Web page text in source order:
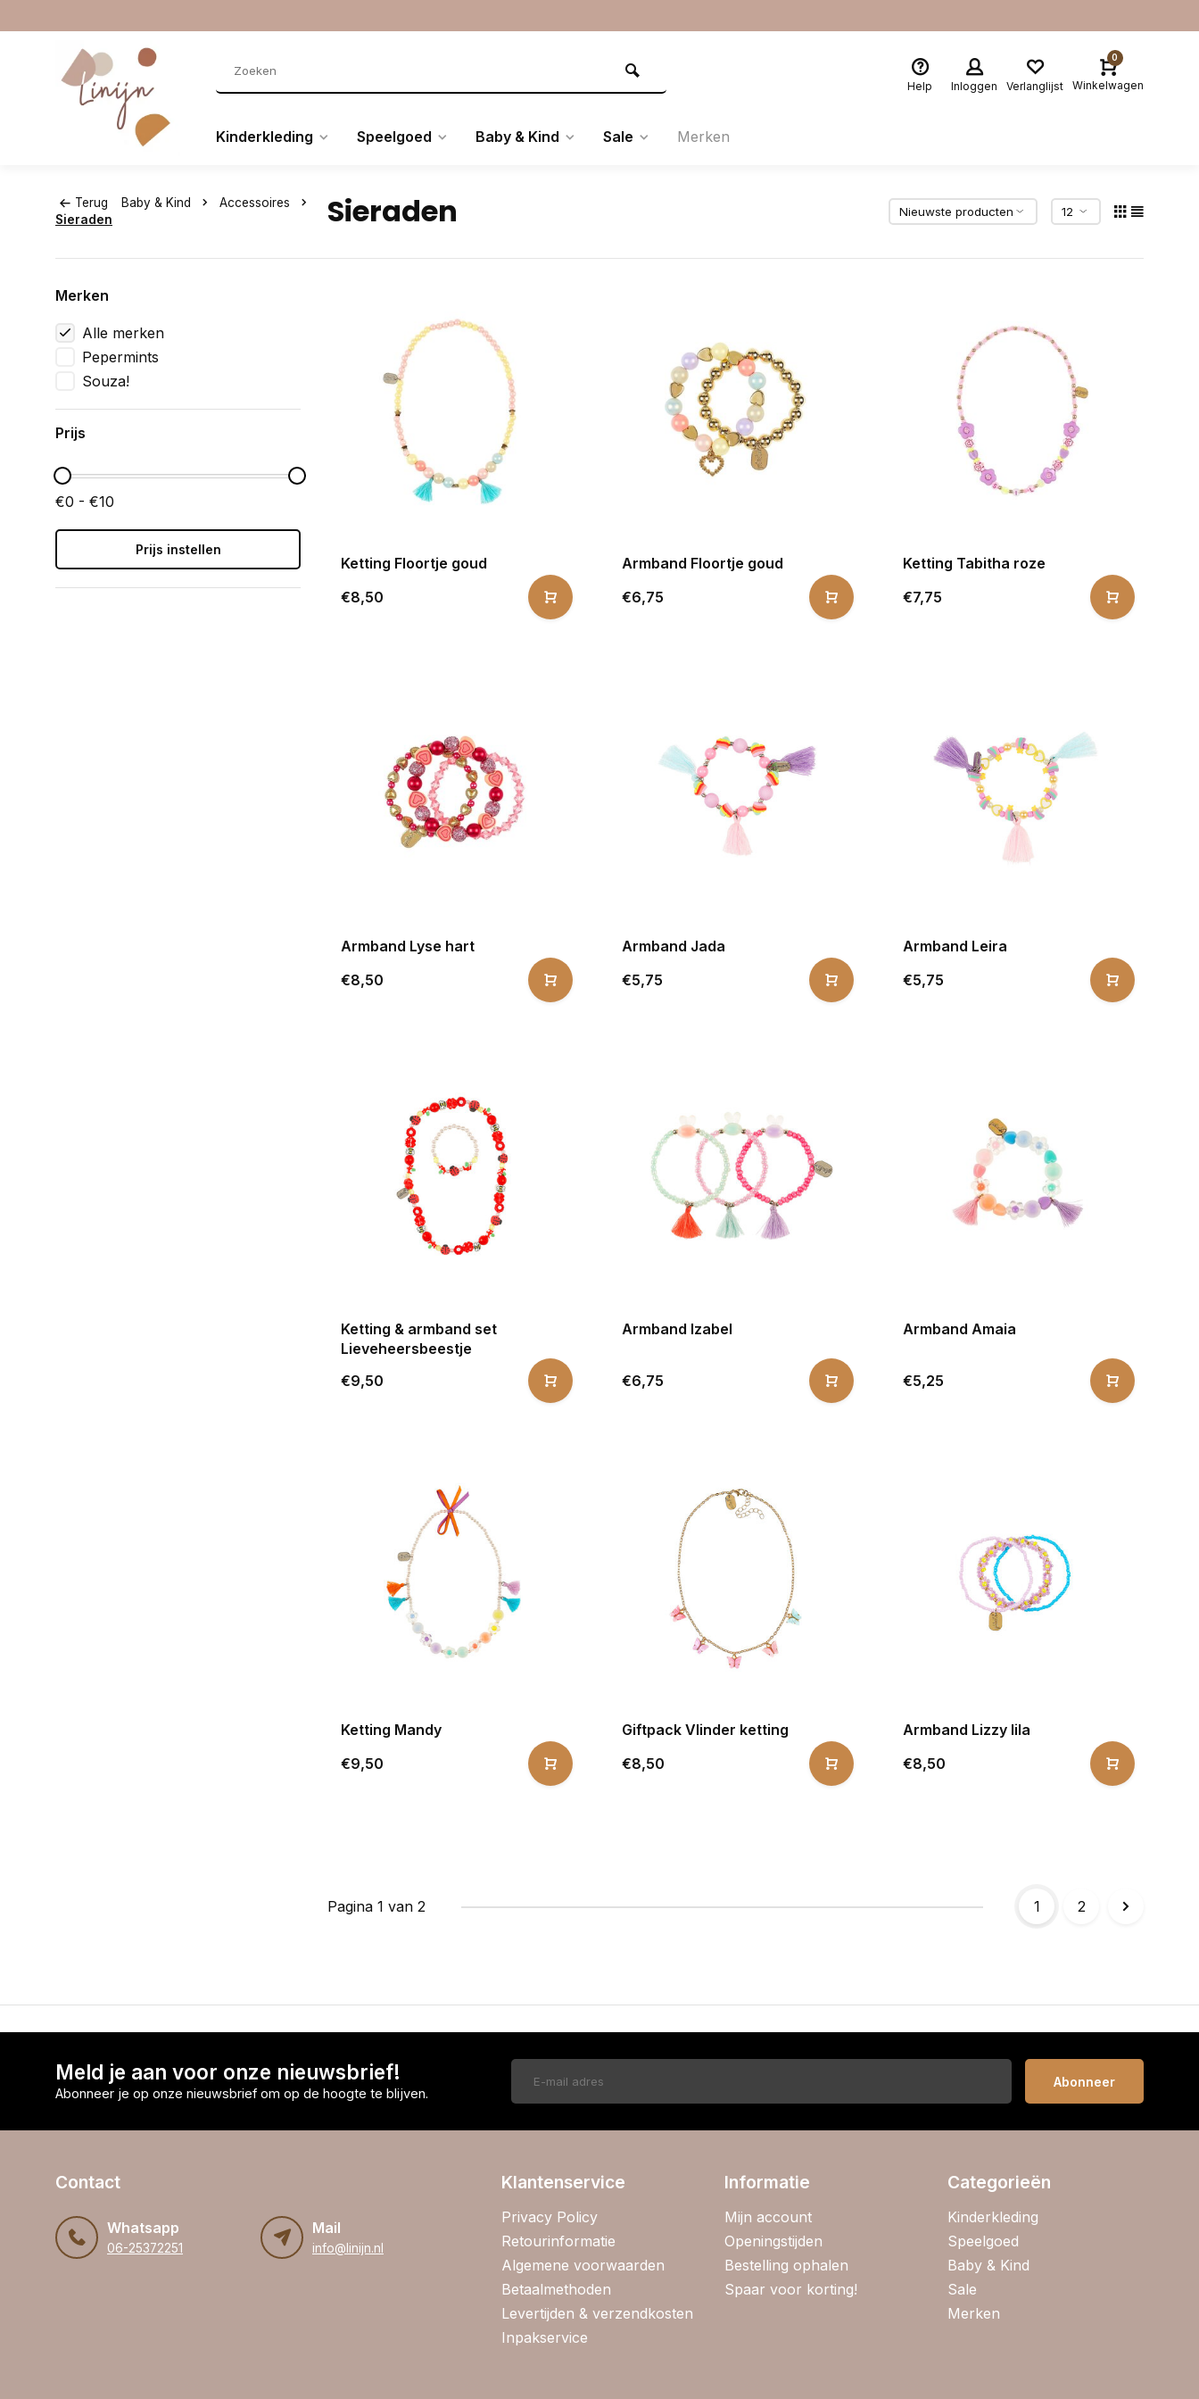
Help Inloggen Verlanglijst
0
Winkelwagen
Kinderkleding Speelgoed Baby & Kind Sale Merken
Terug Baby & Kind
Accessoires
Sieraden
Sieraden
Merken
Alle merken
Pepermints
Souza!
Prijs
€0 - €10
Prijs instellen
Ketting Floortje goud
€8,50
Armband Floortje goud
€6,75
Ketting Tabitha roze
€7,75
Armband Lyse hart
€8,50
Armband Jada
€5,75
Armband Leira
€5,75
Ketting & armband set
Lieveheersbeestje
€9,50
Armband Izabel
€6,75
Armband Amaia
€5,25
Ketting Mandy
€9,50
Giftpack Vlinder ketting
€8,50
Armband Lizzy lila
€8,50
Pagina 1 van 2 1 2
Meld je aan voor onze nieuwsbrief!
Abonneer je op onze nieuwsbrief om op de hoogte te blijven.
Abonneer
Contact
Whatsapp
06-25372251
Mail
info@linijn.nl
Klantenservice
Privacy Policy
Retourinformatie
Algemene voorwaarden
Betaalmethoden
Levertijden & verzendkosten
Inpakservice
Informatie
Mijn account
Openingstijden
Bestelling ophalen
Spaar voor korting!
Categorieën
Kinderkleding
Speelgoed
Baby & Kind
Sale
Merken